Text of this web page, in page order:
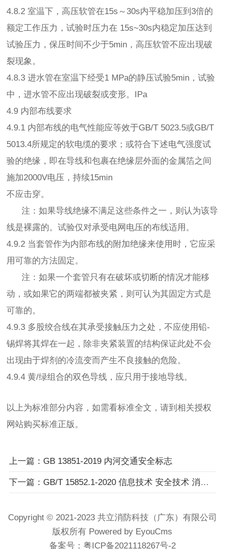
4.8.2 室温下，高压软管在15s～30s内平稳加压到3倍的
额定工作压力，试验时压力在 15s~30s内稳定加压达到
试验压力，保压时间不少于5min，高压软管不应出现破
裂现象。
4.8.3 进水管在室温下经受1 MPa的静压试验5min，试验
中，进水管不应出现破裂或变形。IPa
4.9 内部布线要求
4.9.1 内部布线的电气性能应等效于GB/T 5023.5或GB/T
5013.4所规定的软电缆的要求；或符合下述电气强度试
验的绝缘，即在导线和包裹在绝缘层外面的金属箔之间
施加2000V电压，持续15min
不应击穿。
注：如果导线绝缘不满足这些条件之一，则认为该导
线是裸露的。试验仅对承受电网电压的布线适用。
4.9.2 当套管作为内部布线的附加绝缘来使用时，它应采
用可靠的方法固定。
注：如果一个套管只有在破坏或切断的情况才能移
动，或如果它的两端都被夹紧，则可认为其固定方式是
可靠的。
4.9.3 多股绞合线在其承受接触压力之处，不应使用铅-
锡焊将其焊在一起，除非夹紧装置的结构保证此处不会
出现由于焊剂的冷流变而产生不良接触的危险。
4.9.4 黄/绿组合的双色导线，应只用于接地导线。
以上为标准部分内容，如需看标准全文，请到相关授权
网站购买标准正版。
上一篇：GB 13851-2019 内河交通安全标志
下一篇：GB/T 15852.1-2020 信息技术 安全技术 消息鉴别码 第1部分：采用分组密码的机制
Copyright © 2021-2023 共立消防科技（广东）有限公司
版权所有 Powered by EyouCms
备案号： 粤ICP备2021118267号-2